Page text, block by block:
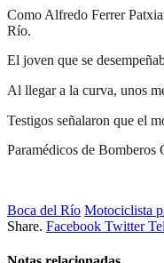
Como Alfredo Ferrer
Río.
El joven que se
Al llegar a la curva, unos
Testigos señalaron que el
Paramédicos de Bomberos
Boca del Río Motociclista
Share. Facebook Twitter